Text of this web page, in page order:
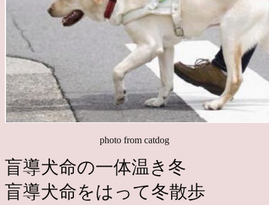
photo from catdog
盲導犬命の一体温き冬
盲導犬命をはって冬散歩